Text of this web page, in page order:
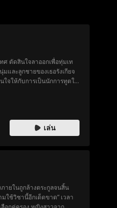
ตัดสินใจลาออกเพื่อทุ่มเท
และลูกชายของเธอรังเกียจ
จให้กับการเป็นนักการทูตใน
อ สุดท้ายเมื่อความจริง
าใจว่าเขาได้พลาดโอกา
ในที่สุด โดยมีจดหมายลาตาย
เล่น
ายในถูกล้างตระกูลจนสิ้น
ใช้วิชานี้อีกเด็ดขาด” เวลา